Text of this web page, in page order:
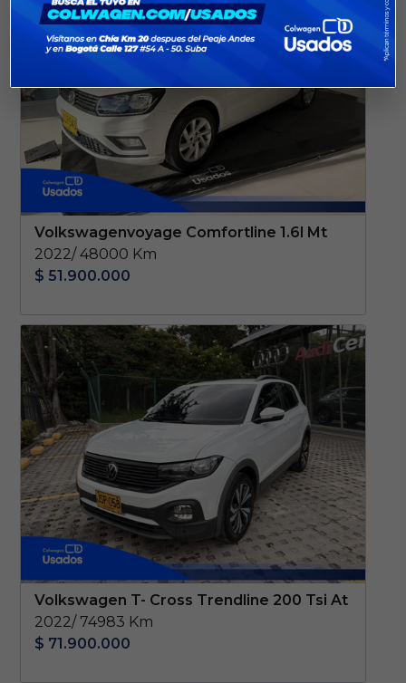
Volkswagenvoyage Comfortline 1.6l Mt
2022/ 48000 Km
$ 51.900.000
Volkswagen T- Cross Trendline 200 Tsi At
2022/ 74983 Km
$ 71.900.000